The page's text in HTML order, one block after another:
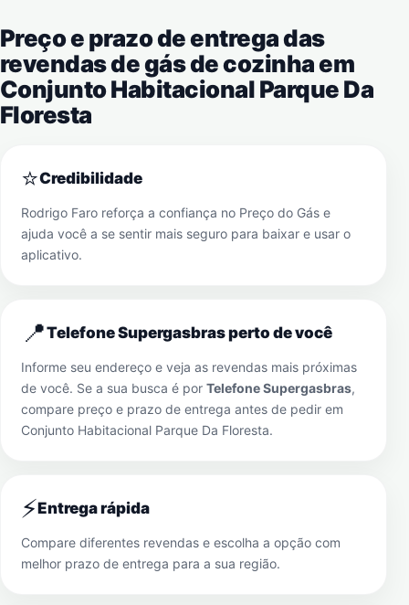
Preço e prazo de entrega das
revendas de gás de cozinha em
Conjunto Habitacional Parque Da
Floresta
⭐Credibilidade
Rodrigo Faro reforça a confiança no Preço do Gás e
ajuda você a se sentir mais seguro para baixar e usar o
aplicativo.
📍Telefone Supergasbras perto de você
Informe seu endereço e veja as revendas mais próximas
de você. Se a sua busca é por Telefone Supergasbras,
compare preço e prazo de entrega antes de pedir em
Conjunto Habitacional Parque Da Floresta.
⚡Entrega rápida
Compare diferentes revendas e escolha a opção com
melhor prazo de entrega para a sua região.